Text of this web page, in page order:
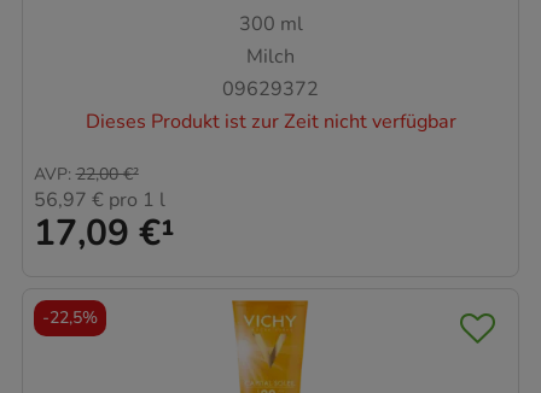
300 ml
Milch
09629372
Dieses Produkt ist zur Zeit nicht verfügbar
17,09 €¹
AVP: 22,00 €²
56,97 € pro 1 l
-22,5%